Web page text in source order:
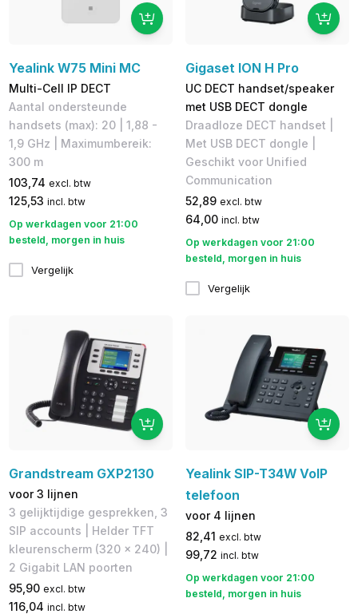
Yealink W75 Mini MC
Multi-Cell IP DECT
Aantal ondersteunde
handsets (max): 20 | 1,88 -
1,9 GHz | Maximumbereik:
300 m
103,74 excl. btw
125,53 incl. btw
Op werkdagen voor 21:00
besteld, morgen in huis
Vergelijk
Gigaset ION H Pro
UC DECT handset/speaker
met USB DECT dongle
Draadloze DECT handset |
Met USB DECT dongle |
Geschikt voor Unified
Communication
52,89 excl. btw
64,00 incl. btw
Op werkdagen voor 21:00
besteld, morgen in huis
Vergelijk
Grandstream GXP2130
voor 3 lijnen
3 gelijktijdige gesprekken, 3
SIP accounts | Helder TFT
kleurenscherm (320 x 240) |
2 Gigabit LAN poorten
95,90 excl. btw
116,04 incl. btw
Yealink SIP-T34W VoIP
telefoon
voor 4 lijnen
82,41 excl. btw
99,72 incl. btw
Op werkdagen voor 21:00
besteld, morgen in huis